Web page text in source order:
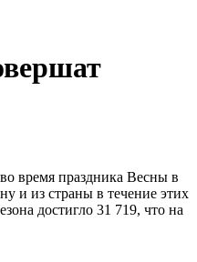
время праздника Весны в
и из страны в течение этих
достигло 31 719, что на